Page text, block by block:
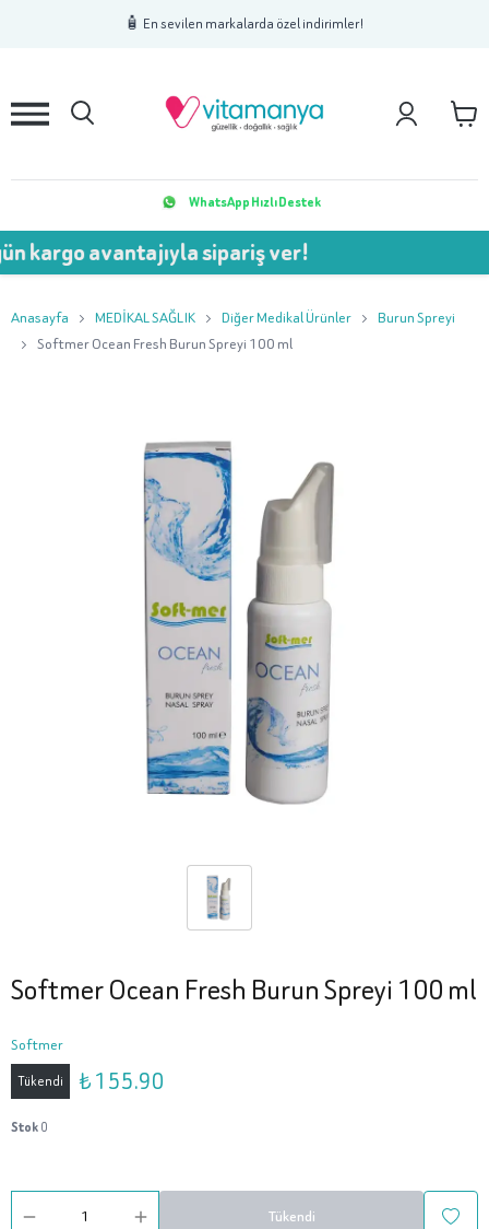
🧴 En sevilen markalarda özel indirimler!
2 3
WhatsApp Hızlı Destek
kargo avantajıyla sipariş ver!
Anasayfa MEDİKAL SAĞLIK Diğer Medikal Ürünler
Burun Spreyi
Softmer Ocean Fresh Burun Spreyi 100 ml
Softmer Ocean Fresh Burun Spreyi 100 ml
Softmer
Tükendi ₺ 155.90
Stok0
Tükendi